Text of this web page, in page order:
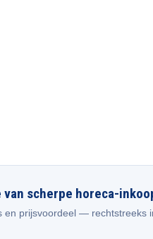
scherpe horeca-
en prijsvoordeel — rechtstreeks